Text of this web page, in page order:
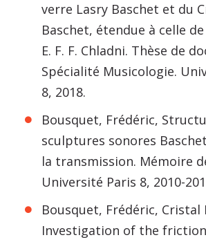
verre Lasry Baschet et du
Baschet, étendue à celle de
E. F. F. Chladni. Thèse de
Spécialité Musicologie.
8, 2018.
Bousquet, Frédéric,
sculptures sonores
la transmission. Mémoire
Université Paris 8, 2010-
Bousquet, Frédéric, Cristal
Investigation of the